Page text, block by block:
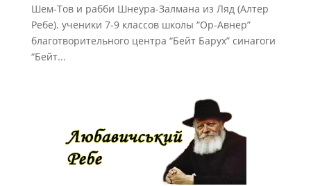
Шем-Тов и рабби Шнеура-Залмана из Ляд (Алтер
Ребе). ученики 7-9 классов школы “Ор-Авнер”
благотворительного центра “Бейт Барух” синагоги
“Бейт...